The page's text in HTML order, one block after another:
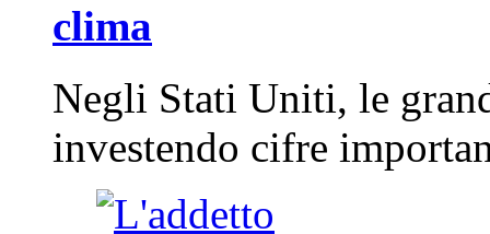
clima
Negli Stati Uniti, le
investendo cifre